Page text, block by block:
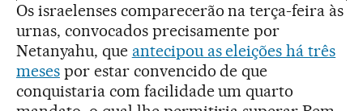
Os israelenses comparecerão na terça-feira às
urnas, convocados precisamente por
Netanyahu, que antecipou as eleições há três
mesespor estar convencido de que
conquistaria com facilidade um quarto